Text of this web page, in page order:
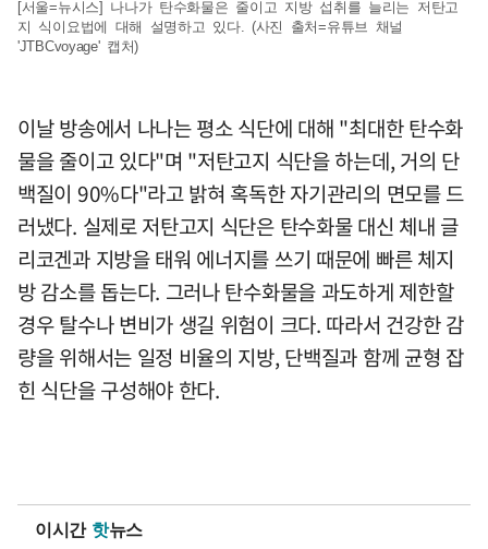
[서울=뉴시스] 나나가 탄수화물은 줄이고 지방 섭취를 늘리는 저탄고
지 식이요법에 대해 설명하고 있다. (사진 출처=유튜브 채널
'JTBCvoyage' 캡처)
이날 방송에서 나나는 평소 식단에 대해 "최대한 탄수화
물을 줄이고 있다"며 "저탄고지 식단을 하는데, 거의 단
백질이 90%다"라고 밝혀 혹독한 자기관리의 면모를 드
러냈다. 실제로 저탄고지 식단은 탄수화물 대신 체내 글
리코겐과 지방을 태워 에너지를 쓰기 때문에 빠른 체지
방 감소를 돕는다. 그러나 탄수화물을 과도하게 제한할
경우 탈수나 변비가 생길 위험이 크다. 따라서 건강한 감
량을 위해서는 일정 비율의 지방, 단백질과 함께 균형 잡
힌 식단을 구성해야 한다.
이시간 핫뉴스